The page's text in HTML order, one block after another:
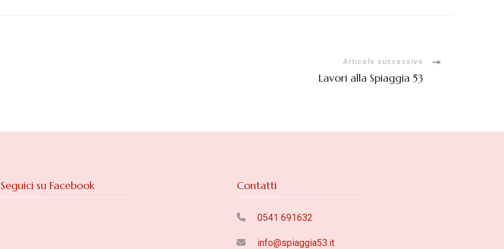
Articolo successivo
Lavori alla Spiaggia 53
Seguici su Facebook Contatti
0541 691632
info@spiaggia53.it